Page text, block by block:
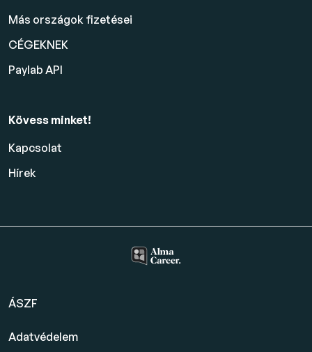
Más országok fizetései
CÉGEKNEK
Paylab API
Kövess minket!
Kapcsolat
Hírek
ÁSZF
Adatvédelem